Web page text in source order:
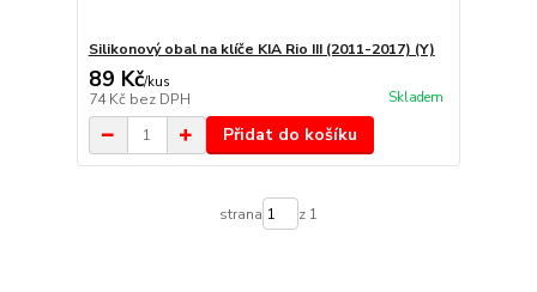
Silikonový obal na klíče KIA Rio III (2011-2017) (Y)
89 Kč/kus
74 Kč bez DPH Skladem
Přidat do košíku
strana z 1